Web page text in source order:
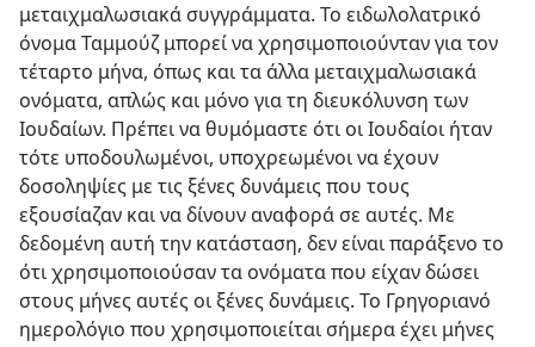
μεταιχμαλωσιακά συγγράμματα. Το ειδωλολατρικό
όνομα Ταμμούζ μπορεί να χρησιμοποιούνταν για τον
τέταρτο μήνα, όπως και τα άλλα μεταιχμαλωσιακά
ονόματα, απλώς και μόνο για τη διευκόλυνση των
Ιουδαίων. Πρέπει να θυμόμαστε ότι οι Ιουδαίοι ήταν
τότε υποδουλωμένοι, υποχρεωμένοι να έχουν
δοσοληψίες με τις ξένες δυνάμεις που τους
εξουσίαζαν και να δίνουν αναφορά σε αυτές. Με
δεδομένη αυτή την κατάσταση, δεν είναι παράξενο το
ότι χρησιμοποιούσαν τα ονόματα που είχαν δώσει
στους μήνες αυτές οι ξένες δυνάμεις. Το Γρηγοριανό
ημερολόγιο που χρησιμοποιείται σήμερα έχει μήνες